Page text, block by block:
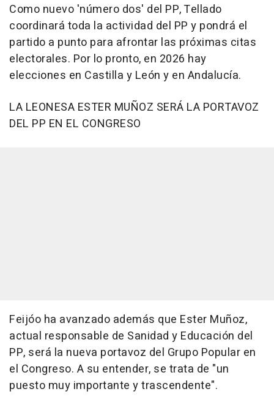
Como nuevo 'número dos' del PP, Tellado
coordinará toda la actividad del PP y pondrá el
partido a punto para afrontar las próximas citas
electorales. Por lo pronto, en 2026 hay
elecciones en Castilla y León y en Andalucía.
LA LEONESA ESTER MUÑOZ SERÁ LA PORTAVOZ
DEL PP EN EL CONGRESO
Feijóo ha avanzado además que Ester Muñoz,
actual responsable de Sanidad y Educación del
PP, será la nueva portavoz del Grupo Popular en
el Congreso. A su entender, se trata de "un
puesto muy importante y trascendente".